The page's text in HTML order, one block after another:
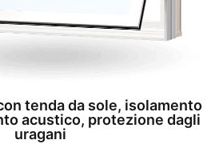
tenda da sole, isolamento
acustico, protezione dagli
uragani